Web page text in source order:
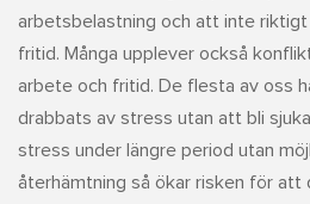
arbetsbelastning och att inte riktigt
fritid. Många upplever också
arbete och fritid. De flesta av oss
drabbats av stress utan att bli
stress under längre period utan
återhämtning så ökar risken för att